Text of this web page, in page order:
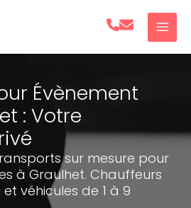
Évènement
: Votre
sur mesure pour
à Graulhet. Chauffeurs
véhicules de 1 à 9